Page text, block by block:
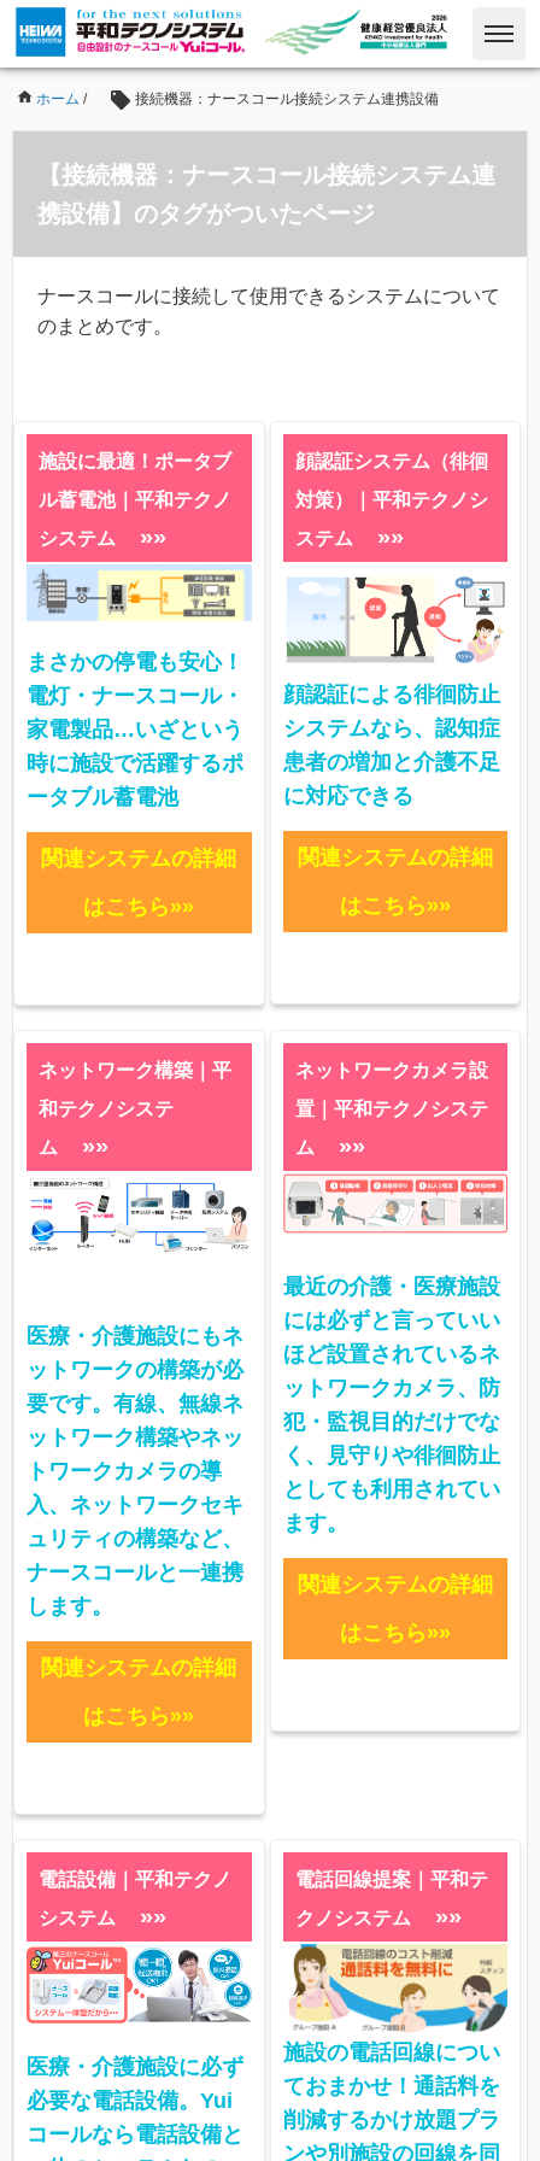
ホーム / 接続機器：ナースコール接続システム連携設備
【接続機器：ナースコール接続システム連
携設備】のタグがついたページ
ナースコールに接続して使用できるシステムについて
のまとめです。
施設に最適！ポータブ
ル蓄電池｜平和テクノ
システム
»»
まさかの停電も安心！
電灯・ナースコール・
家電製品…いざという
時に施設で活躍するポ
ータブル蓄電池
関連システムの詳細
はこちら»»
顔認証システム（徘徊
対策）｜平和テクノシ
ステム
»»
顔認証による徘徊防止
システムなら、認知症
患者の増加と介護不足
に対応できる
関連システムの詳細
はこちら»»
ネットワーク構築｜平
和テクノシステ
ム
»»
医療・介護施設にもネ
ットワークの構築が必
要です。有線、無線ネ
ットワーク構築やネッ
トワークカメラの導
入、ネットワークセキ
ュリティの構築など、
ナースコールと一連携
します。
関連システムの詳細
はこちら»»
ネットワークカメラ設
置｜平和テクノシステ
ム
»»
最近の介護・医療施設
には必ずと言っていい
ほど設置されているネ
ットワークカメラ、防
犯・監視目的だけでな
く、見守りや徘徊防止
としても利用されてい
ます。
関連システムの詳細
はこちら»»
電話設備｜平和テクノ
システム
»»
医療・介護施設に必ず
必要な電話設備。Yui
コールなら電話設備と
電話回線提案｜平和テ
クノシステム
»»
施設の電話回線につい
ておまかせ！通話料を
削減するかけ放題プラ
ンや別施設の回線を同